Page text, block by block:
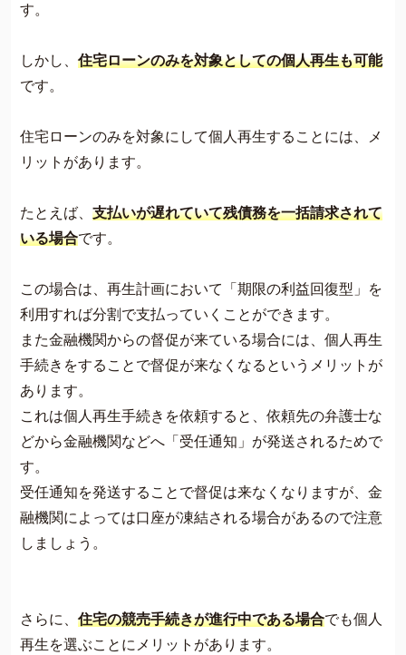
す。
しかし、 住宅ローンのみを対象としての個人再生も可能
です。
住宅ローンのみを対象にして個人再生することには、メ
リットがあります。
たとえば、 支払いが遅れていて残債務を一括請求されて
いる場合です。
この場合は、再生計画において「期限の利益回復型」を
利用すれば分割で支払っていくことができます。
また金融機関からの督促が来ている場合には、個人再生
手続きをすることで督促が来なくなるというメリットが
あります。
これは個人再生手続きを依頼すると、依頼先の弁護士な
どから金融機関などへ「受任通知」が発送されるためで
す。
受任通知を発送することで督促は来なくなりますが、金
融機関によっては口座が凍結される場合があるので注意
しましょう。
さらに、 住宅の競売手続きが進行中である場合でも個人
再生を選ぶことにメリットがあります。